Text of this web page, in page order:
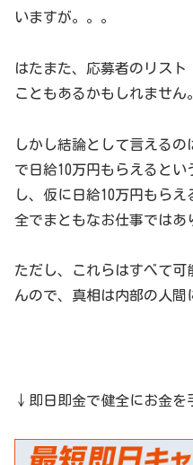
いますが。。。
はたまた、応募者のリスト
こともあるかもしれません。
しかし結論として言える
で日給10万円もらえると
し、仮に日給10万円もら
全でまともなお仕事ではあ
ただし、これらはすべて
んので、真相は内部の人間
↓即日即金で健全にお金を